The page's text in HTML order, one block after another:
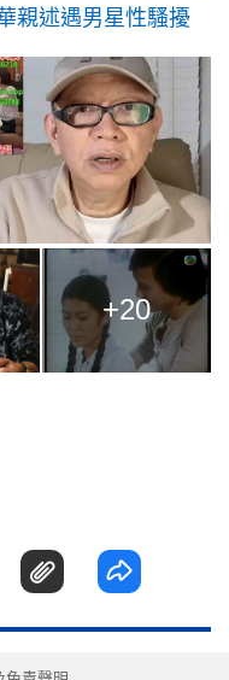
親述遇男星性騷擾
+20